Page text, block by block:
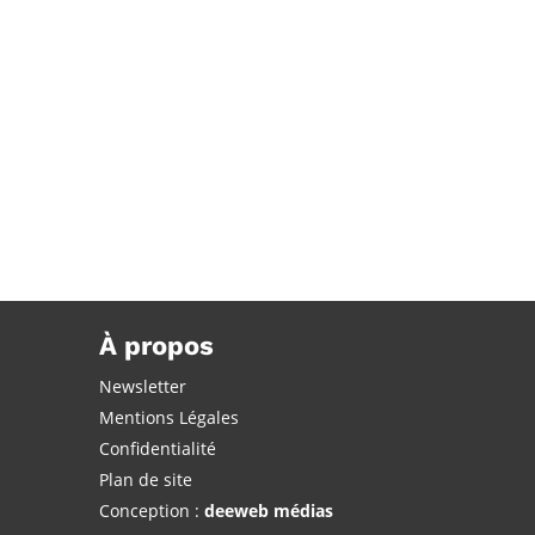
À propos
Newsletter
Mentions Légales
Confidentialité
Plan de site
Conception : deeweb médias